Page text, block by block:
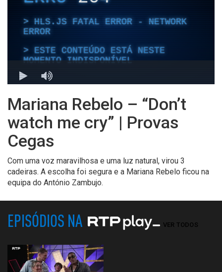
Mariana Rebelo – “Don’t
watch me cry” | Provas
Cegas
Com uma voz maravilhosa e uma luz natural, virou 3
cadeiras. A escolha foi segura e a Mariana Rebelo ficou na
equipa do António Zambujo.
EPISÓDIOS NA VER TODOS